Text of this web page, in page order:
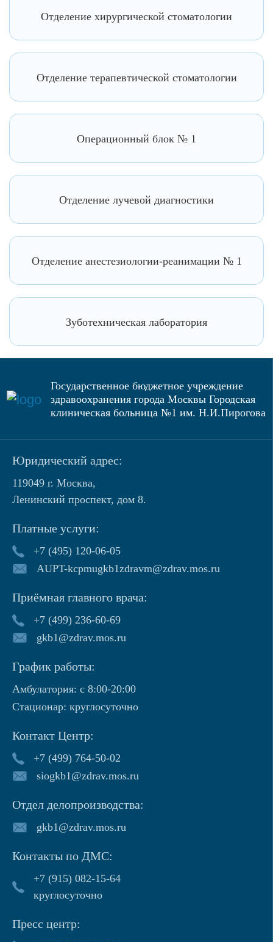
Отделение хирургической стоматологии
Отделение терапевтической стоматологии
Операционный блок № 1
Отделение лучевой диагностики
Отделение анестезиологии-реанимации № 1
Зуботехническая лаборатория
Государственное бюджетное учреждение
здравоохранения города Москвы Городская
клиническая больница №1 им. Н.И.Пирогова
Юридический адрес:
119049 г. Москва,
Ленинский проспект, дом 8.
Платные услуги:
+7 (495) 120-06-05
AUPT-kcpmugkb1zdravm@zdrav.mos.ru
Приёмная главного врача:
+7 (499) 236-60-69
gkb1@zdrav.mos.ru
График работы:
Амбулатория: с 8:00-20:00
Стационар: круглосуточно
Контакт Центр:
+7 (499) 764-50-02
siogkb1@zdrav.mos.ru
Отдел делопроизводства:
gkb1@zdrav.mos.ru
Контакты по ДМС:
+7 (915) 082-15-64
круглосуточно
Пресс центр: